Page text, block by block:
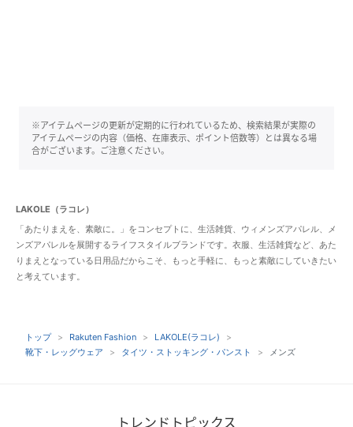
※アイテムページの更新が定期的に行われているため、検索結果が実際の
アイテムページの内容（価格、在庫表示、ポイント倍数等）とは異なる場
合がございます。ご注意ください。
LAKOLE（ラコレ）
「あたりまえを、素敵に。」をコンセプトに、生活雑貨、ウィメンズアパレル、メ
ンズアパレルを展開するライフスタイルブランドです。衣服、生活雑貨など、あた
りまえとなっている日用品だからこそ、もっと手軽に、もっと素敵にしていきたい
と考えています。
トップ Rakuten Fashion
LAKOLE(ラコレ)
靴下・レッグウェア
タイツ・ストッキング・パンスト メンズ
トレンドトピックス